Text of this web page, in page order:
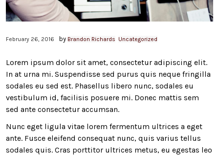
February 26, 2016 by Brandon Richards Uncategorized
Lorem ipsum dolor sit amet, consectetur adipiscing elit.
In at urna mi. Suspendisse sed purus quis neque fringilla
sodales eu sed est. Phasellus libero nunc, sodales eu
vestibulum id, facilisis posuere mi. Donec mattis sem
sed ante consectetur accumsan.
Nunc eget ligula vitae lorem fermentum ultrices a eget
ante. Fusce eleifend consequat nunc, quis varius tellus
sodales quis. Cras porttitor ultrices metus, eu egestas leo